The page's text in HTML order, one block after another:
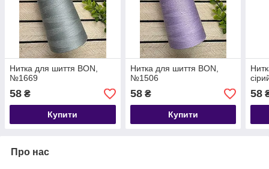
Нитка для шиття BON,
№1669
58 ₴
Купити
Нитка для шиття BON,
№1506
58₴
Купити
58
Про нас